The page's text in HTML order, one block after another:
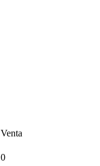
Venta
0